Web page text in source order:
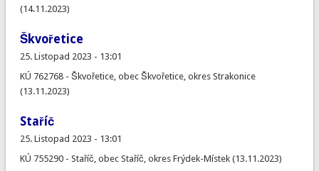
(14.11.2023)
Škvořetice
25. Listopad 2023 - 13:01
KÚ 762768 - Škvořetice, obec Škvořetice, okres Strakonice
(13.11.2023)
Staříč
25. Listopad 2023 - 13:01
KÚ 755290 - Staříč, obec Staříč, okres Frýdek-Místek (13.11.2023)